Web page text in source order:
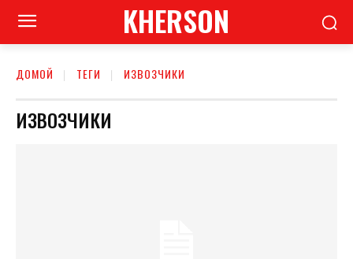
KHERSON
ДОМОЙ ТЕГИ ИЗВОЗЧИКИ
ИЗВОЗЧИКИ